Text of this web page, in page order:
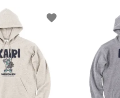
favorite